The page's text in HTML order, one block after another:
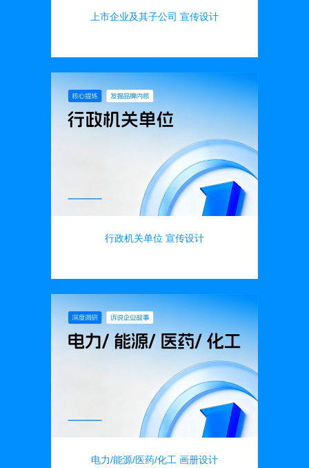
上市企业及其子公司 宣传设计
行政机关单位 宣传设计
电力/能源/医药/化工 画册设计